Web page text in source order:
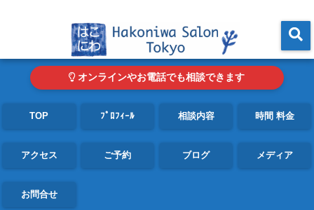
オンラインやお電話でも相談できます
TOP ﾌﾟﾛﾌｨｰﾙ 相談内容 時間 料金
アクセス ご予約 ブログ メディア
お問合せ